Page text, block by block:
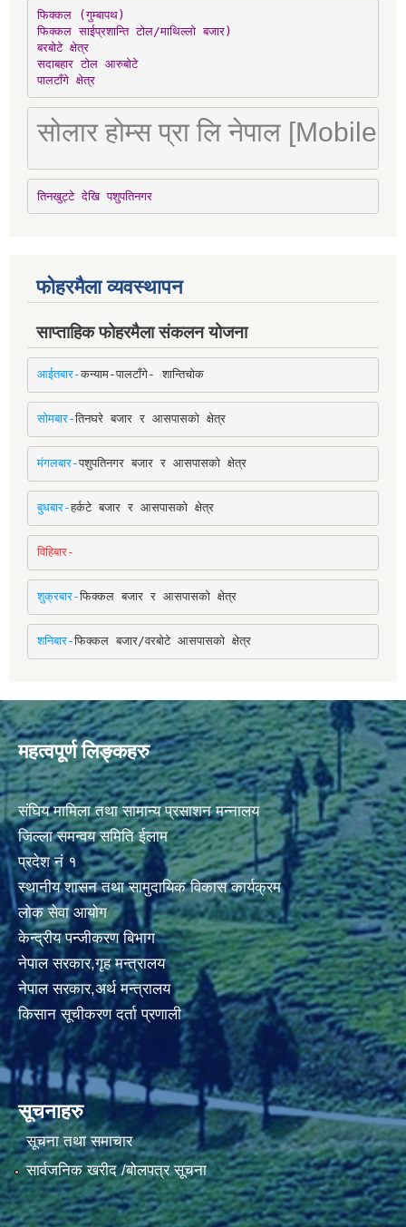
फिक्कल (गुम्बापथ)
फिक्कल साईप्रशान्ति टोल/माथिल्लो बजार)
बरबोटे क्षेत्र
सदाबहार टोल आरुबोटे
पालटाँगे क्षेत्र
सोलार होम्स प्रा लि नेपाल [Mobile
तिनखुट्टे देखि पशुपतिनगर
फोहरमैला व्यवस्थापन
साप्ताहिक फोहरमैला संकलन योजना
आईतबार-कन्याम-पालटाँगे- शान्तिचोक
सोमबार-तिनघरे बजार र आसपासको क्षेत्र
मंगलबार-पशुपतिनगर बजार र आसपासको क्षेत्र
बुधबार-हर्कटे बजार र आसपासको क्षेत्र
विहिबार-
शुक्रबार-फिक्कल बजार र आसपासको क्षेत्र
शनिबार-फिक्कल बजार/वरबोटे आसपासको क्षेत्र
महत्वपूर्ण लिङ्कहरु
संघिय मामिला तथा सामान्य प्रसाशन मन्नालय
जिल्ला समन्वय समिति ईलाम
प्रदेश नं १
स्थानीय शासन तथा सामुदायिक विकास कार्यक्रम
लोक सेवा आयोग
केन्द्रीय पन्जीकरण बिभाग
नेपाल सरकार,गृह मन्त्रालय
नेपाल सरकार,अर्थ मन्त्रालय
किसान सूचीकरण दर्ता प्रणाली
सूचनाहरु
सूचना तथा समाचार
सार्वजनिक खरीद /बोलपत्र सूचना